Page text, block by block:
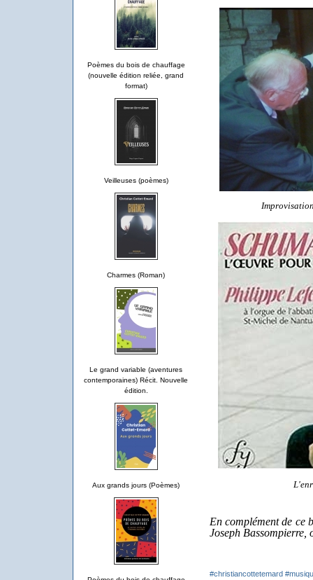
Poèmes du bois de chauffage
(nouvelle édition reliée, grand
format)
Veilleuses (poèmes)
Charmes (Roman)
Le grand variable (aventures
contemporaines) Récit. Nouvelle
édition.
Aux grands jours (Poèmes)
En complément de ce
Joseph Bassompierre,
#christiancottetemard